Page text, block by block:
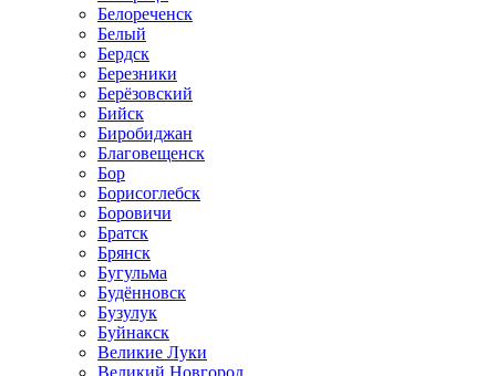
Белореченск
Белый
Бердск
Березники
Берёзовский
Бийск
Биробиджан
Благовещенск
Бор
Борисоглебск
Боровичи
Братск
Брянск
Бугульма
Будённовск
Бузулук
Буйнакск
Великие Луки
Великий Новгород